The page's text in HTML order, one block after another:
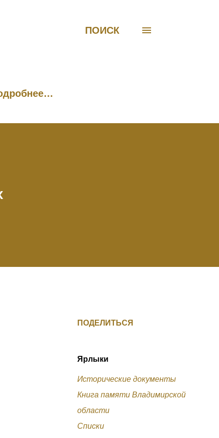
ПОИСК
ПОДЕЛИТЬСЯ
Ярлыки
Исторические документы
Книга памяти Владимирской
области
Списки